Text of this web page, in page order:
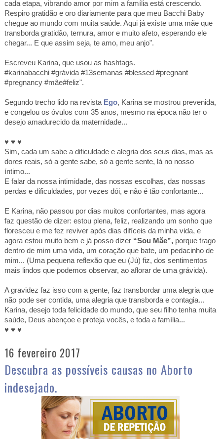
cada etapa, vibrando amor por mim a família está crescendo.
Respiro gratidão e oro diariamente para que meu Bacchi Baby
chegue ao mundo com muita saúde. Aqui já existe uma mãe que
transborda gratidão, ternura, amor e muito afeto, esperando ele
chegar... E que assim seja, te amo, meu anjo".
Escreveu Karina, que usou as hashtags.
#karinabacchi #grávida #13semanas #blessed #pregnant
#pregnancy #mãe#feliz".
Segundo trecho lido na revista Ego, Karina se mostrou prevenida,
e congelou os óvulos com 35 anos, mesmo na época não ter o
desejo amadurecido da maternidade...
♥ ♥ ♥
Sim, cada um sabe a dificuldade e alegria dos seus dias, mas as
dores reais, só a gente sabe, só a gente sente, lá no nosso
íntimo...
E falar da nossa intimidade, das nossas escolhas, das nossas
perdas e dificuldades, por vezes dói, e não é tão confortante...
E Karina, não passou por dias muitos confortantes, mas agora
faz questão de dizer: estou plena, feliz, realizando um sonho que
floresceu e me fez reviver após dias difíceis da minha vida, e
agora estou muito bem e já posso dizer “Sou Mãe”,porque trago
dentro de mim uma vida, um coração que bate, um pedacinho de
mim... (Uma pequena reflexão que eu (Jú) fiz, dos sentimentos
mais lindos que podemos observar, ao aflorar de uma grávida).
A gravidez faz isso com a gente, faz transbordar uma alegria que
não pode ser contida, uma alegria que transborda e contagia...
Karina, desejo toda felicidade do mundo, que seu filho tenha muita
saúde, Deus abençoe e proteja vocês, e toda a família...
♥ ♥ ♥
16 fevereiro 2017
Descubra as possíveis causas no Aborto
indesejado.